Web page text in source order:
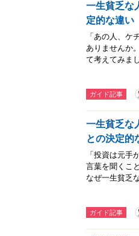
一生貧乏な
定的な違い
「あの人、ケ
ありませんか
て考えてみま
ガイド記事
一生貧乏な
との決定的
「投資は元手
言葉を聞くこ
なぜ一生貧乏
ガイド記事